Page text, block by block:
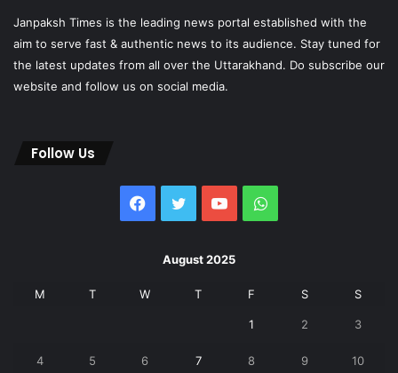
Janpaksh Times is the leading news portal established with the
aim to serve fast & authentic news to its audience. Stay tuned for
the latest updates from all over the Uttarakhand. Do subscribe our
website and follow us on social media.
Follow Us
Facebook
Twitter YouTubeWhatsApp
August 2025
M T W T F S S
1 2 3
4 5 6 7 8 9 10